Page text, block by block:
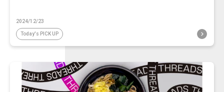
2024/12/23
Today's PICK UP